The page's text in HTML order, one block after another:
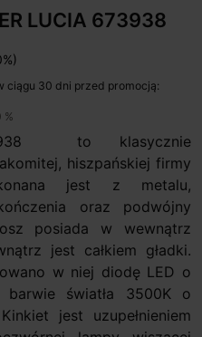
LUCIA 673938
ciągu 30 dni przed promocją:
%
to klasycznie
hiszpańskiej firmy
jest z metalu,
oraz podwójny
posiada w wewnątrz
jest całkiem gładki.
w niej diodę LED o
światła 3500K o
jest uzupełnieniem